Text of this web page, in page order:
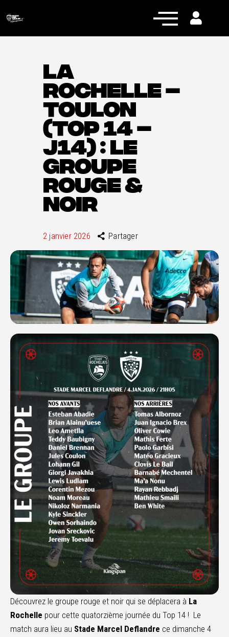
Actualités
Équipe pro
Nos équipes
Fan Zone
RCT Engagé
LA
ROCHELLE –
TOULON
(TOP 14 –
J14) : LE
GROUPE
ROUGE &
NOIR
2 janvier 2026 Partager
Découvrez le groupe rouge et noir qui se déplacera à La
Rochelle pour cette quatorzième journée du Top 14 ! Le
match aura lieu au Stade Marcel Deflandre ce dimanche 4